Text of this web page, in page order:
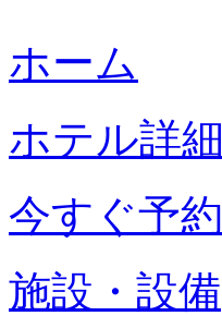
ホーム
ホテル詳細
今すぐ予約
施設・設備